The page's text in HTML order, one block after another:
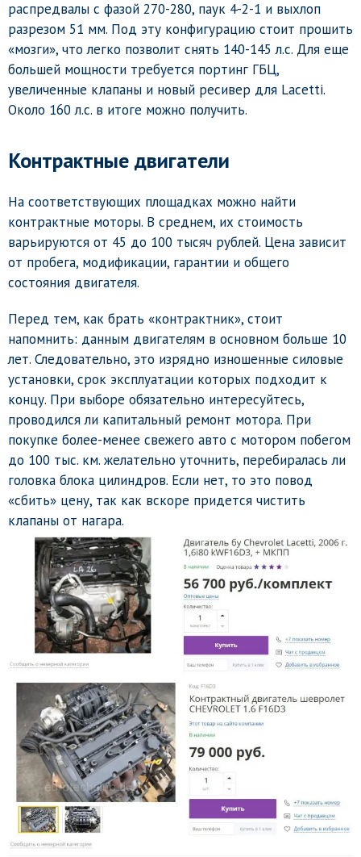
распредвалы с фазой 270-280, паук 4-2-1 и выхлоп
разрезом 51 мм. Под эту конфигурацию стоит прошить
«мозги», что легко позволит снять 140-145 л.с. Для еще
большей мощности требуется портинг ГБЦ,
увеличенные клапаны и новый ресивер для Lacetti.
Около 160 л.с. в итоге можно получить.
Контрактные двигатели
На соответствующих площадках можно найти
контрактные моторы. В среднем, их стоимость
варьируются от 45 до 100 тысяч рублей. Цена зависит
от пробега, модификации, гарантии и общего
состояния двигателя.
Перед тем, как брать «контрактник», стоит
напомнить: данным двигателям в основном больше 10
лет. Следовательно, это изрядно изношенные силовые
установки, срок эксплуатации которых подходит к
концу. При выборе обязательно интересуйтесь,
проводился ли капитальный ремонт мотора. При
покупке более-менее свежего авто с мотором побегом
до 100 тыс. км. желательно уточнить, перебиралась ли
головка блока цилиндров. Если нет, то это повод
«сбить» цену, так как вскоре придется чистить
клапаны от нагара.